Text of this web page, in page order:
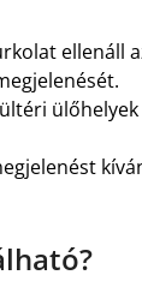
ellenáll